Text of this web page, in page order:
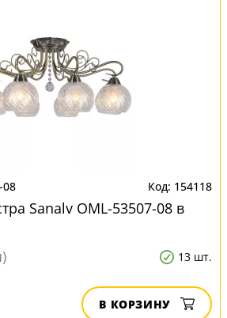
08 154118
Sanalv OML-53507-08 в
13 шт.
В КОРЗИНУ